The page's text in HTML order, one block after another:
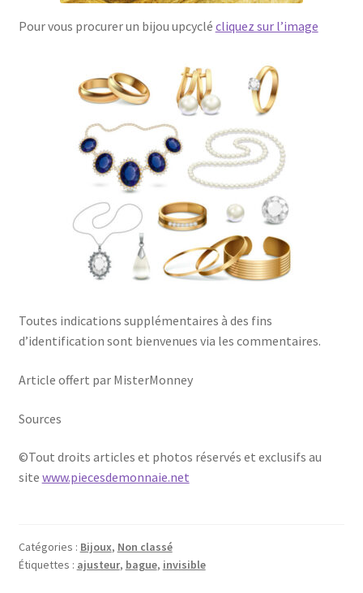
Pour vous procurer un bijou upcyclé cliquez sur l’image
Toutes indications supplémentaires à des fins
d’identification sont bienvenues via les commentaires.
Article offert par MisterMonney
Sources
©Tout droits articles et photos réservés et exclusifs au
site www.piecesdemonnaie.net
Catégories : Bijoux, Non classé
Étiquettes : ajusteur, bague, invisible